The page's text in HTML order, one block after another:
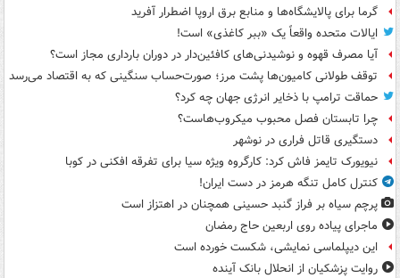
گرما برای پالایشگاه‌ها و منابع برق اروپا اضطرار آفرید
ایالات متحده واقعاً یک «ببر کاغذی» است!
آیا مصرف قهوه و نوشیدنی‌های کافئین‌دار در دوران بارداری مجاز است؟
توقف طولانی کامیون‌ها پشت مرز؛ صورت‌حساب سنگینی که به اقتصاد می‌رسد
حماقت ترامپ با ذخایر انرژی جهان چه کرد؟
چرا تابستان فصل محبوب میکروب‌هاست؟
دستگیری قاتل فراری در نوشهر
نیویورک تایمز فاش کرد: کارگروه ویژه سیا برای تفرقه افکنی در کوبا
کنترل کامل تنگه هرمز در دست ایران!
پرچم سیاه بر فراز گنبد حسینی همچنان در اهتزاز است
ماجرای پیاده روی اربعین حاج رمضان
این دیپلماسی نمایشی، شکست خورده است
روایت پزشکیان از انحلال بانک آینده